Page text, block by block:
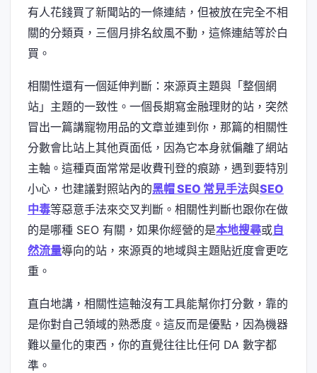
有人花錢買了新聞站的一條連結，但被放在完全不相
關的分類頁，三個月排名紋風不動，這條連結等於白
買。
相關性還有一個延伸判斷：來源頁主題與「整個網
站」主題的一致性。一個長期寫金融理財的站，突然
冒出一篇講寵物用品的文章並連到你，那篇的相關性
分數會比站上其他頁面低，因為它本身就偏離了網站
主軸。這種頁面常常是收費刊登的痕跡，遇到要特別
小心，也建議對照站內的黑帽 SEO 常見手法與SEO
中毒等惡意手法來交叉判斷。相關性判斷也跟你在做
的是哪種 SEO 有關，如果你經營的是本地搜尋或自
然流量導向的站，來源頁的地域與主題貼近度會更吃
重。
直白地講，相關性這軸沒有工具能幫你打分數，靠的
是你對自己領域的熟悉度。這反而是優點，因為機器
難以量化的東西，你的直覺往往比任何 DA 數字都
準。